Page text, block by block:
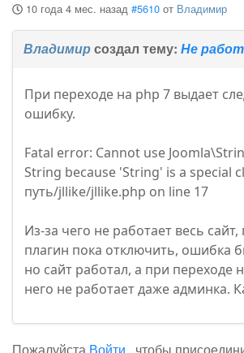
10 года 4 мес. назад #5610 от Владимир
Владимирсоздал тему: Не
При переходе на php 7 выдает
ошибку.
Fatal error: Cannot use
String because 'String' is a special
путь/jllike/jllike.php on line 17
Из-за чего не работает весь
плагин пока отключить, ошибка
но сайт работал, а при переходе
него не работает даже админка.